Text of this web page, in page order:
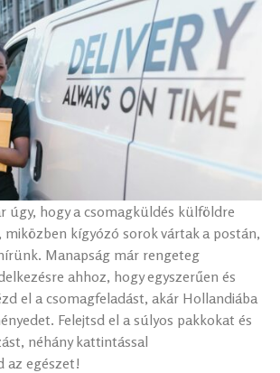
úgy, hogy a csomagküldés külföldre
miközben kígyózó sorok vártak a postán,
Manapság már rengeteg
ahhoz, hogy egyszerűen és
el a csomagfeladást, akár Hollandiába
Felejtsd el a súlyos pakkokat és
néhány kattintással
az egészet!